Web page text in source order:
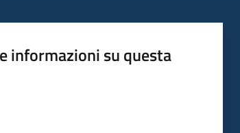
informazioni su questa